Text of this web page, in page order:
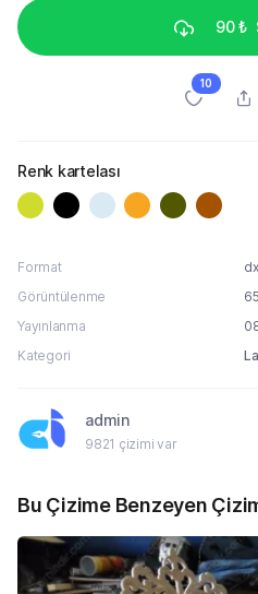
90 ₺
10
Renk kartelası
Format
Görüntülenme
Yayınlanma
Kategori
admin
9821 çizimi var
Bu Çizime Benzeyen